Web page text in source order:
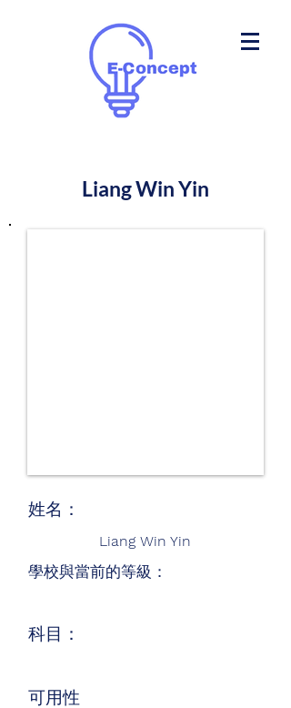
Liang Win Yin
姓名：
Liang Win Yin
學校與當前的等級：
科目：
可用性